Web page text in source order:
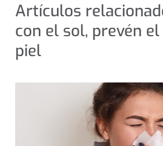
Artículos
con el sol, prevén
piel